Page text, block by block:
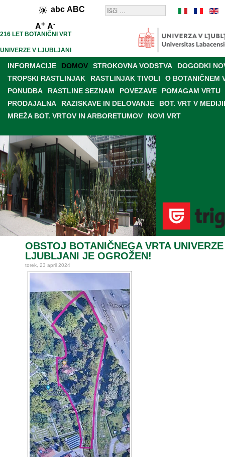
abc ABC
A+ A-
216 LET BOTANIČNI VRT
UNIVERZE V LJUBLJANI
INFORMACIJE DOMOV STROKOVNA VODSTVA
DOGODKI
TROPSKI RASTLINJAK
RASTLINJAK TIVOLI
O BOTANIČNEM
PONUDBA
RASTLINE SEZNAM POVEZAVE
POMAGAM VRTU
PRODAJALNA
RAZISKAVE IN DELOVANJE
BOT. VRT V
MREŽA BOT. VRTOV IN ARBORETUMOV
NOVI VRT
OBSTOJ BOTANIČNEGA VRTA
LJUBLJANI JE OGROŽEN!
torek, 23 april 2024